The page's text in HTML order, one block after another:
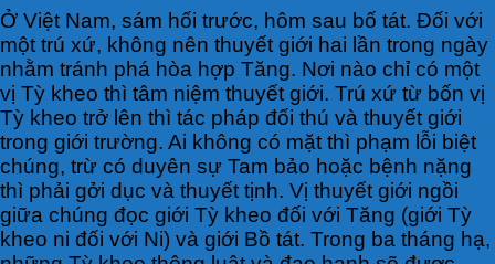
Ở Việt Nam, sám hối trước, hôm sau bố tát. Đối với
một trú xứ, không nên thuyết giới hai lần trong ngày
nhằm tránh phá hòa hợp Tăng. Nơi nào chỉ có một
vị Tỳ kheo thì tâm niệm thuyết giới. Trú xứ từ bốn vị
Tỳ kheo trở lên thì tác pháp đối thú và thuyết giới
trong giới trường. Ai không có mặt thì phạm lỗi biệt
chúng, trừ có duyên sự Tam bảo hoặc bệnh nặng
thì phải gởi dục và thuyết tịnh. Vị thuyết giới ngồi
giữa chúng đọc giới Tỳ kheo đối với Tăng (giới Tỳ
kheo ni đối với Ni) và giới Bồ tát. Trong ba tháng hạ,